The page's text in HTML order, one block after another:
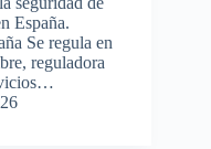
España.
Se regula en
reguladora